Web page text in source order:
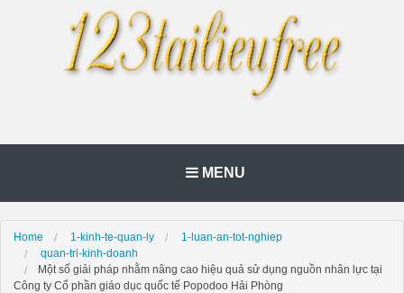
MENU
Home 1-kinh-te-quan-ly
1-luan-an-tot-nghiep
quan-tri-kinh-doanh
Một số giải pháp nhằm nâng cao hiệu quả sử dụng nguồn nhân lực tại
Công ty Cổ phần giáo dục quốc tế Popodoo Hải Phòng